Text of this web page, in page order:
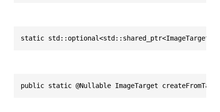
static
public static @Nullable ImageTarget